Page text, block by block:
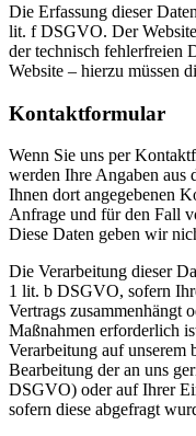
Die Erfassung dieser
lit. f DSGVO. Der
der technisch fehlerfreien
Website – hierzu müssen
Kontaktformular
Wenn Sie uns per
werden Ihre Angaben aus
Ihnen dort angegebenen
Anfrage und für den Fall
Diese Daten geben wir
Die Verarbeitung dieser
1 lit. b DSGVO, sofern
Vertrags zusammenhängt
Maßnahmen erforderlich
Verarbeitung auf unserem
Bearbeitung der an uns
DSGVO) oder auf Ihrer
sofern diese abgefragt